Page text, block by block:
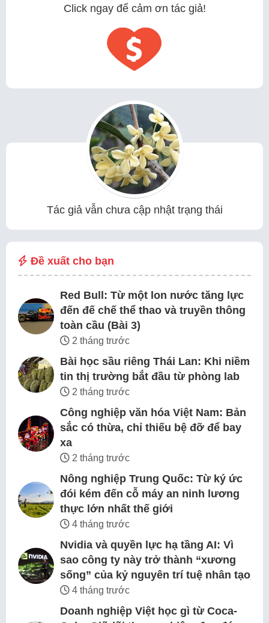
Click ngay để cảm ơn tác giả!
Tác giả vẫn chưa cập nhật trạng thái
Đề xuất cho bạn
Red Bull: Từ một lon nước tăng lực
đến đế chế thể thao và truyền thông
toàn cầu (Bài 3)
2 tháng trước
Bài học sầu riêng Thái Lan: Khi niềm
tin thị trường bắt đầu từ phòng lab
2 tháng trước
Công nghiệp văn hóa Việt Nam: Bản
sắc có thừa, chỉ thiếu bệ đỡ để bay
xa
2 tháng trước
Nông nghiệp Trung Quốc: Từ ký ức
đói kém đến cỗ máy an ninh lương
thực lớn nhất thế giới
4 tháng trước
Nvidia và quyền lực hạ tầng AI: Vì
sao công ty này trở thành “xương
sống” của kỷ nguyên trí tuệ nhân tạo
4 tháng trước
Doanh nghiệp Việt học gì từ Coca-